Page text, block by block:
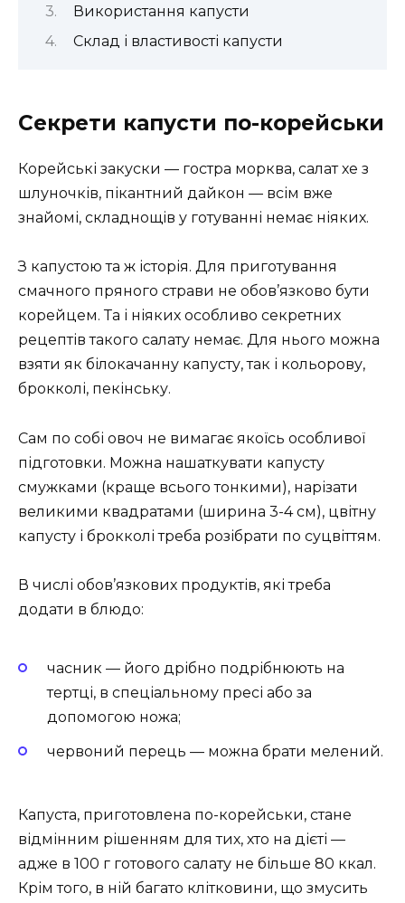
Використання капусти
Склад і властивості капусти
Секрети капусти по-корейськи
Корейські закуски — гостра морква, салат хе з
шлуночків, пікантний дайкон — всім вже
знайомі, складнощів у готуванні немає ніяких.
З капустою та ж історія. Для приготування
смачного пряного страви не обов’язково бути
корейцем. Та і ніяких особливо секретних
рецептів такого салату немає. Для нього можна
взяти як білокачанну капусту, так і кольорову,
брокколі, пекінську.
Сам по собі овоч не вимагає якоїсь особливої
підготовки. Можна нашаткувати капусту
смужками (краще всього тонкими), нарізати
великими квадратами (ширина 3-4 см), цвітну
капусту і брокколі треба розібрати по суцвіттям.
В числі обов’язкових продуктів, які треба
додати в блюдо:
часник — його дрібно подрібнюють на
тертці, в спеціальному пресі або за
допомогою ножа;
червоний перець — можна брати мелений.
Капуста, приготовлена по-корейськи, стане
відмінним рішенням для тих, хто на дієті —
адже в 100 г готового салату не більше 80 ккал.
Крім того, в ній багато клітковини, що змусить